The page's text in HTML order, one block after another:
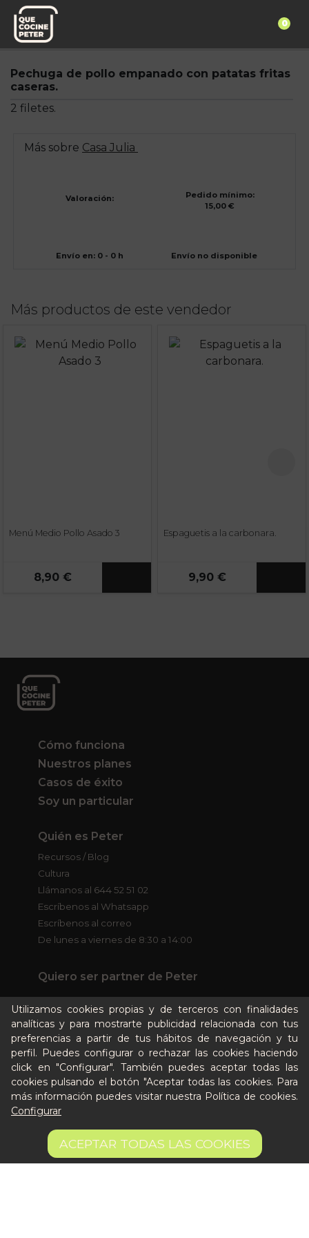
0
Pedido express
Pechuga de pollo empanado con patatas fritas
caseras.
2 filetes.
11,90 € AÑADIR A LA CESTA
Más sobre Casa Julia
Valoración:
Pedido mínimo:
15,00 €
Envío en: 0 - 0 h Envío no disponible
Más productos de este vendedor
Menú Medio Pollo Asado 3
8,90 €
Espaguetis a la carbonara.
9,90 €
Utilizamos cookies propias y de terceros con finalidades
analíticas y para mostrarte publicidad relacionada con tus
preferencias a partir de tus hábitos de navegación y tu
perfil. Puedes configurar o rechazar las cookies haciendo
click en "Configurar". También puedes aceptar todas las
cookies pulsando el botón "Aceptar todas las cookies. Para
más información puedes visitar nuestra Política de cookies.
Configurar
ACEPTAR TODAS LAS COOKIES
Cómo funciona
Nuestros planes
Casos de éxito
Soy un particular
Quién es Peter
Recursos / Blog
Cultura
Llámanos al 644 52 51 02
Escríbenos al Whatsapp
Escríbenos al correo
De lunes a viernes de 8:30 a 14:00
Quiero ser partner de Peter
Pago seguro
Gestión de Cookies